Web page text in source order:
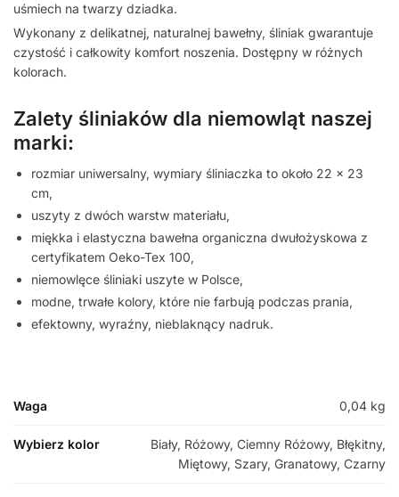
uśmiech na twarzy dziadka.
Wykonany z delikatnej, naturalnej bawełny, śliniak gwarantuje
czystość i całkowity komfort noszenia. Dostępny w różnych
kolorach.
Zalety śliniaków dla niemowląt naszej
marki:
rozmiar uniwersalny, wymiary śliniaczka to około 22 x 23
cm,
uszyty z dwóch warstw materiału,
miękka i elastyczna bawełna organiczna dwułożyskowa z
certyfikatem Oeko-Tex 100,
niemowlęce śliniaki uszyte w Polsce,
modne, trwałe kolory, które nie farbują podczas prania,
efektowny, wyraźny, nieblaknący nadruk.
Waga 0,04 kg
Wybierz kolor
Biały, Różowy, Ciemny Różowy, Błękitny,
Miętowy, Szary, Granatowy, Czarny